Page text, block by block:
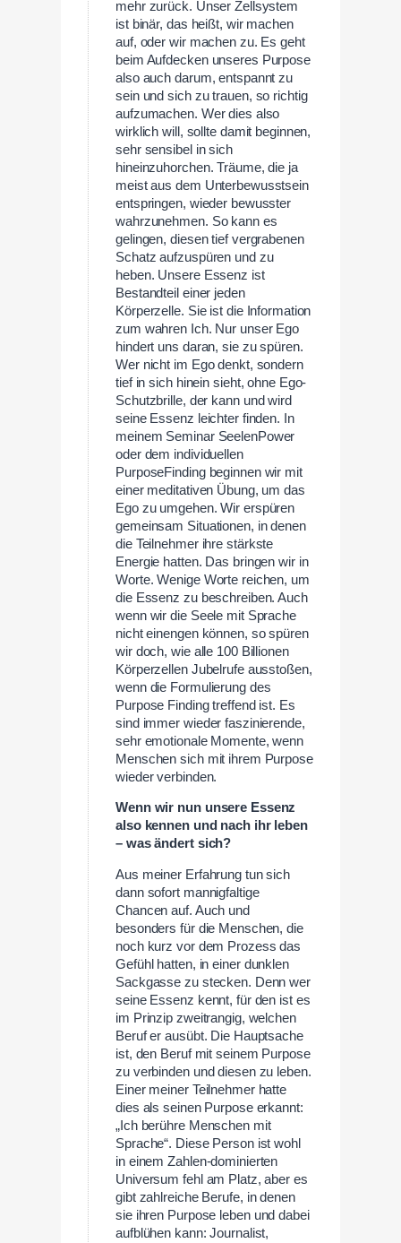
mehr zurück. Unser Zellsystem
ist binär, das heißt, wir machen
auf, oder wir machen zu. Es geht
beim Aufdecken unseres Purpose
also auch darum, entspannt zu
sein und sich zu trauen, so richtig
aufzumachen. Wer dies also
wirklich will, sollte damit beginnen,
sehr sensibel in sich
hineinzuhorchen. Träume, die ja
meist aus dem Unterbewusstsein
entspringen, wieder bewusster
wahrzunehmen. So kann es
gelingen, diesen tief vergrabenen
Schatz aufzuspüren und zu
heben. Unsere Essenz ist
Bestandteil einer jeden
Körperzelle. Sie ist die Information
zum wahren Ich. Nur unser Ego
hindert uns daran, sie zu spüren.
Wer nicht im Ego denkt, sondern
tief in sich hinein sieht, ohne Ego-
Schutzbrille, der kann und wird
seine Essenz leichter finden. In
meinem Seminar SeelenPower
oder dem individuellen
PurposeFinding beginnen wir mit
einer meditativen Übung, um das
Ego zu umgehen. Wir erspüren
gemeinsam Situationen, in denen
die Teilnehmer ihre stärkste
Energie hatten. Das bringen wir in
Worte. Wenige Worte reichen, um
die Essenz zu beschreiben. Auch
wenn wir die Seele mit Sprache
nicht einengen können, so spüren
wir doch, wie alle 100 Billionen
Körperzellen Jubelrufe ausstoßen,
wenn die Formulierung des
Purpose Finding treffend ist. Es
sind immer wieder faszinierende,
sehr emotionale Momente, wenn
Menschen sich mit ihrem Purpose
wieder verbinden.
Wenn wir nun unsere Essenz
also kennen und nach ihr leben
– was ändert sich?
Aus meiner Erfahrung tun sich
dann sofort mannigfaltige
Chancen auf. Auch und
besonders für die Menschen, die
noch kurz vor dem Prozess das
Gefühl hatten, in einer dunklen
Sackgasse zu stecken. Denn wer
seine Essenz kennt, für den ist es
im Prinzip zweitrangig, welchen
Beruf er ausübt. Die Hauptsache
ist, den Beruf mit seinem Purpose
zu verbinden und diesen zu leben.
Einer meiner Teilnehmer hatte
dies als seinen Purpose erkannt:
„Ich berühre Menschen mit
Sprache“. Diese Person ist wohl
in einem Zahlen-dominierten
Universum fehl am Platz, aber es
gibt zahlreiche Berufe, in denen
sie ihren Purpose leben und dabei
aufblühen kann: Journalist,